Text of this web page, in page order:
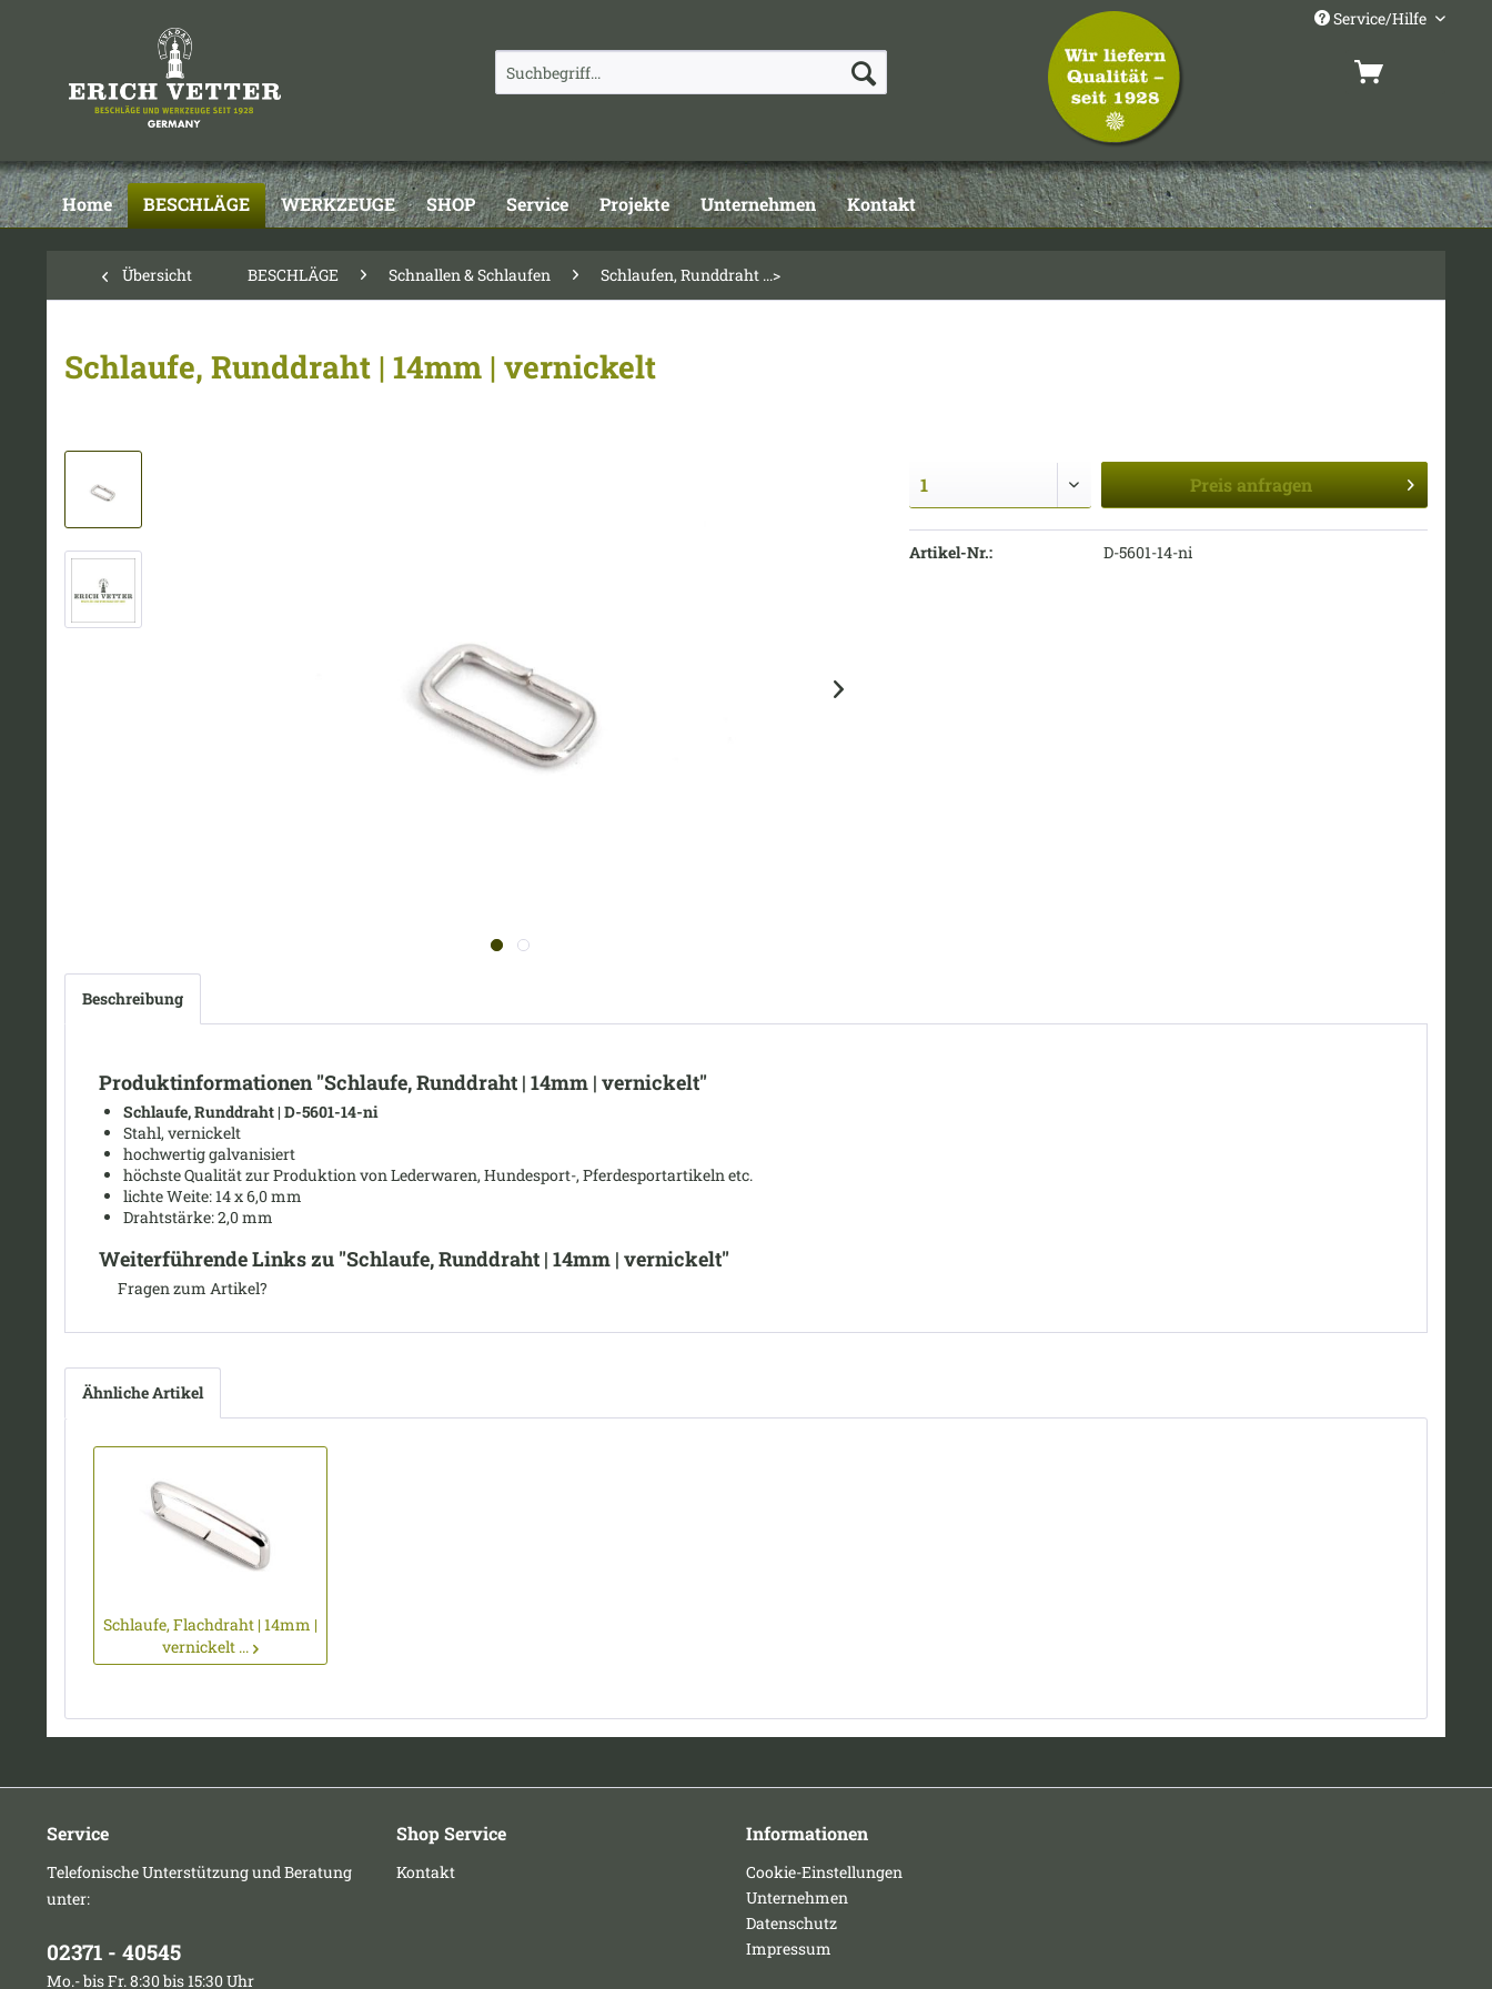
Service/Hilfe
Home BESCHLÄGE WERKZEUGE SHOP Service Projekte Unternehmen Kontakt
Übersicht BESCHLÄGE Schnallen & Schlaufen Schlaufen, Runddraht ...>
Schlaufe, Runddraht | 14mm | vernickelt
Preis anfragen
Artikel-Nr.: D-5601-14-ni
Beschreibung
Produktinformationen "Schlaufe, Runddraht | 14mm | vernickelt"
Schlaufe, Runddraht | D-5601-14-ni
Stahl, vernickelt
hochwertig galvanisiert
höchste Qualität zur Produktion von Lederwaren, Hundesport-, Pferdesportartikeln etc.
lichte Weite: 14 x 6,0 mm
Drahtstärke: 2,0mm
Weiterführende Links zu "Schlaufe, Runddraht | 14mm | vernickelt"
Fragen zum Artikel?
Ähnliche Artikel
Schlaufe, Flachdraht | 14mm |
vernickelt ...
Service
Telefonische Unterstützung und Beratung
unter:
02371 - 40545
Mo.- bis Fr. 8:30 bis 15:30 Uhr
Shop Service
Kontakt
Informationen
Cookie-Einstellungen
Unternehmen
Datenschutz
Impressum